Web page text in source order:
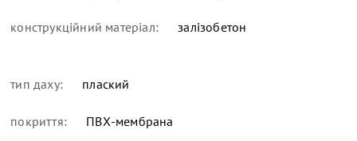
конструкційний матеріал: залізобетон
тип даху: плаский
покриття: ПВХ-мембрана